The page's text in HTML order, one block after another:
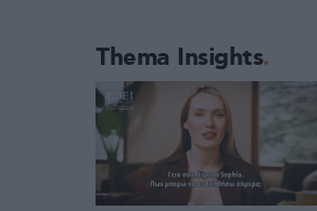
Thema Insights